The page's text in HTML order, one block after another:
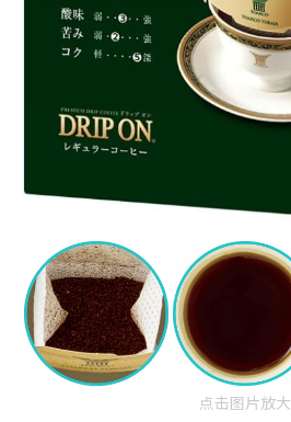
点击图片放大